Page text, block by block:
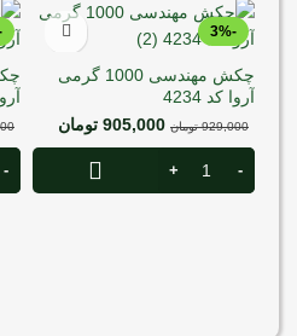
-3%
چکش مهندسی 1000 گرمی
آروا کد 4234
929,000 تومان 905,000 تومان
آروا